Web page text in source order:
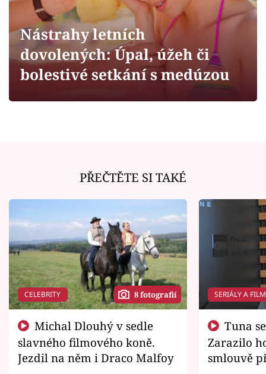
Sledujte prima+
Filmový festival Karlovy Vary
Sledujte nás
Nástrahy letních
dovolených: Úpal, úžeh či
bolestivé setkání s medúzou
PŘEČTĚTE SI TAKÉ
CELEBRITY 8 fotografií
slavného filmového koně.
Jezdil na něm i Draco Malfoy
SERIÁLY A
Zarazilo
smlouvě